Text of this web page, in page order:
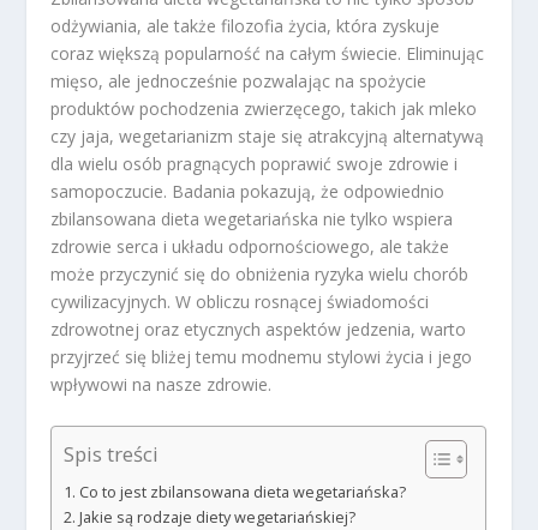
odżywiania, ale także filozofia życia, która zyskuje
coraz większą popularność na całym świecie. Eliminując
mięso, ale jednocześnie pozwalając na spożycie
produktów pochodzenia zwierzęcego, takich jak mleko
czy jaja, wegetarianizm staje się atrakcyjną alternatywą
dla wielu osób pragnących poprawić swoje zdrowie i
samopoczucie. Badania pokazują, że odpowiednio
zbilansowana dieta wegetariańska nie tylko wspiera
zdrowie serca i układu odpornościowego, ale także
może przyczynić się do obniżenia ryzyka wielu chorób
cywilizacyjnych. W obliczu rosnącej świadomości
zdrowotnej oraz etycznych aspektów jedzenia, warto
przyjrzeć się bliżej temu modnemu stylowi życia i jego
wpływowi na nasze zdrowie.
Spis treści
Co to jest zbilansowana dieta wegetariańska?
Jakie są rodzaje diety wegetariańskiej?